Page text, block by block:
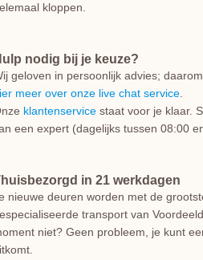
kloppen.
nodig bij je keuze?
geloven in persoonlijk advies;
meer over onze live chat service
klantenservice staat voor je klaar.
een expert (dagelijks tussen 08:00
in 21 werkdagen
nieuwe deuren worden met de
transport van
niet? Geen probleem, je kunt